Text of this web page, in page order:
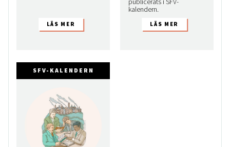
kalendern.
SFV-KALENDERN